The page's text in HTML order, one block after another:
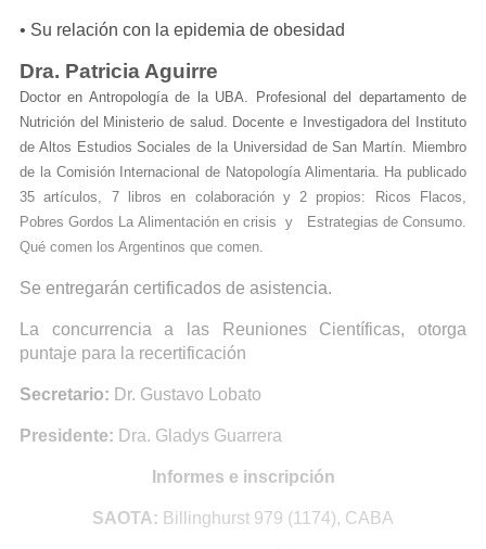
• Su relación con la epidemia de obesidad
Dra. Patricia Aguirre
Doctor en Antropología de la UBA. Profesional del departamento de
Nutrición del Ministerio de salud. Docente e Investigadora del Instituto
de Altos Estudios Sociales de la Universidad de San Martín. Miembro
de la Comisión Internacional de Natopología Alimentaria. Ha publicado
35 artículos, 7 libros en colaboración y 2 propios: Ricos Flacos,
Pobres Gordos La Alimentación en crisis y Estrategias de Consumo.
Qué comen los Argentinos que comen.
Se entregarán certificados de asistencia.
La concurrencia a las Reuniones Científicas, otorga
puntaje para la recertificación
Secretario: Dr. Gustavo Lobato
Presidente: Dra. Gladys Guarrera
Informes e inscripción
SAOTA: Billinghurst 979 (1174), CABA